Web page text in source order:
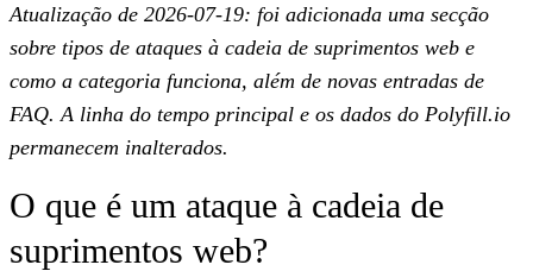
Atualização de 2026-07-19: foi adicionada uma secção
sobre tipos de ataques à cadeia de suprimentos web e
como a categoria funciona, além de novas entradas de
FAQ. A linha do tempo principal e os dados do Polyfill.io
permanecem inalterados.
O que é um ataque à cadeia de
suprimentos web?